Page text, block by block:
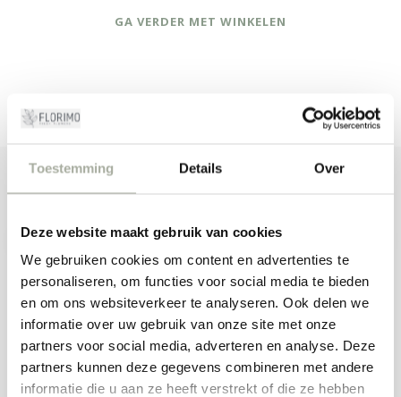
Toestemming Details Over
Deze website maakt gebruik van cookies
We gebruiken cookies om content en advertenties te
personaliseren, om functies voor social media te bieden
en om ons websiteverkeer te analyseren. Ook delen we
informatie over uw gebruik van onze site met onze
partners voor social media, adverteren en analyse. Deze
partners kunnen deze gegevens combineren met andere
informatie die u aan ze heeft verstrekt of die ze hebben
GA VERDER MET WINKELEN
MEER INFORMATIE
Als u vragen hebt over onze producten of uw aankoop, bezoek dan
onze klantenservicepagina. Hier vindt u onze bedrijfsgegevens,
antwoorden op veelgestelde vragen en verschillende manieren om
contact met ons op te nemen.
ABONNEER JE OP ONZE NIEUWSBRIEF